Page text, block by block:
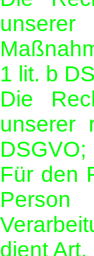
1 lit. b
Die
unserer
DSGVO;
Für den
Person
dient